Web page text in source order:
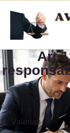
Art
Valérian